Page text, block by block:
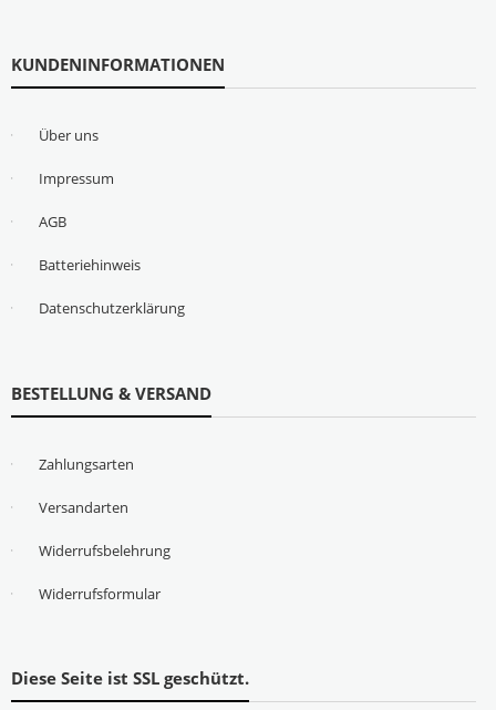
KUNDENINFORMATIONEN
Über uns
Impressum
AGB
Batteriehinweis
Datenschutzerklärung
BESTELLUNG & VERSAND
Zahlungsarten
Versandarten
Widerrufsbelehrung
Widerrufsformular
Diese Seite ist SSL geschützt.